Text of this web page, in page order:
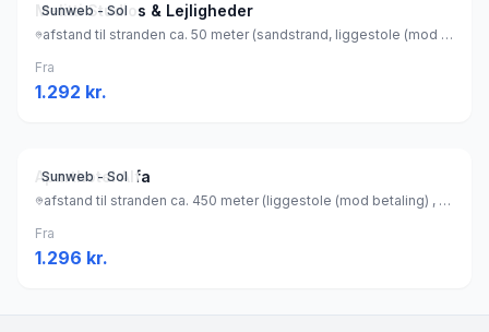
Sunweb - Sol
Melitti Studios & Lejligheder
afstand til stranden ca. 50 meter (sandstrand, liggestole (mod betaling) , parasol (mod betaling) ), Grækenland
Fra
1.292 kr.
Sunweb - Sol
Aparthotel Alfa
afstand til stranden ca. 450 meter (liggestole (mod betaling) , parasol (mod betaling) ), Grækenland
Fra
1.296 kr.